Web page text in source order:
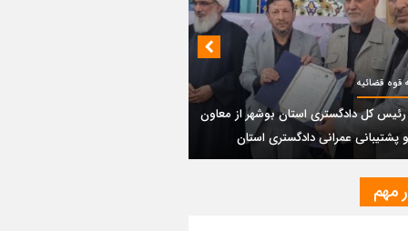
دیر؛ مسیر نجاتی که در بن‌بست
مانده است
پتروشیمی نوری بر سکوی طلای BRICS 2026
رئیس کل دادگستری استان بوشهر از
مالی و پشتیبانی عمرانی دادگستری
قوه قضائیه
رئیس کل دادگستری استان بوشهر از معاون
پشتیبانی عمرانی دادگستری استان
مهم